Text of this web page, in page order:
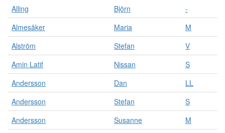
r
s
l
a
s
Alling
Björn
-
Almesåker
Maria
M
Alström
Stefan
V
Amin Latif
Nissan
S
Andersson
Dan
LL
Andersson
Stefan
S
Andersson
Susanne
M